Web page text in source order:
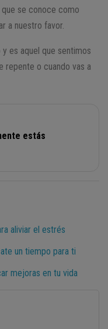
se conoce como
a nuestro favor.
es aquel que sentimos
repente o cuando vas a
estás
aliviar el estrés
un tiempo para ti
mejoras en tu vida